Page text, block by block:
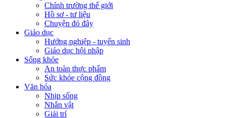
Chính trường thế giới
Hồ sơ - tư liệu
Chuyện đó đây
Giáo dục
Hướng nghiệp - tuyển sinh
Giáo dục hội nhập
Sống khỏe
An toàn thực phẩm
Sức khỏe cộng đồng
Văn hóa
Nhịp sống
Nhân vật
Giải trí